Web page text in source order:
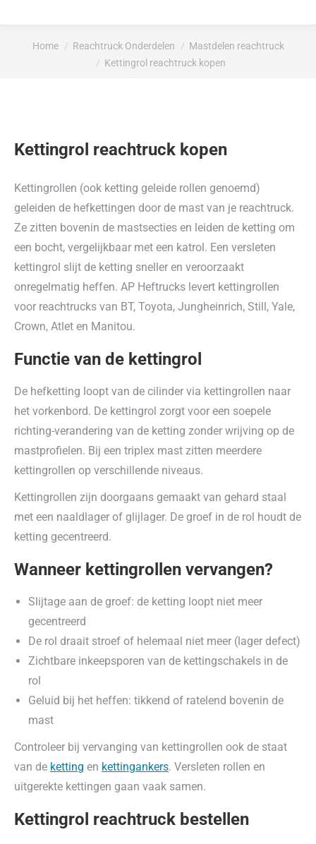
Je bent hier:
Home Reachtruck Onderdelen
Mastdelen reachtruck
Kettingrol reachtruck kopen
Kettingrol reachtruck kopen
Kettingrollen (ook ketting geleide rollen genoemd)
geleiden de hefkettingen door de mast van je reachtruck.
Ze zitten bovenin de mastsecties en leiden de ketting om
een bocht, vergelijkbaar met een katrol. Een versleten
kettingrol slijt de ketting sneller en veroorzaakt
onregelmatig heffen. AP Heftrucks levert kettingrollen
voor reachtrucks van BT, Toyota, Jungheinrich, Still, Yale,
Crown, Atlet en Manitou.
Functie van de kettingrol
De hefketting loopt van de cilinder via kettingrollen naar
het vorkenbord. De kettingrol zorgt voor een soepele
richting-verandering van de ketting zonder wrijving op de
mastprofielen. Bij een triplex mast zitten meerdere
kettingrollen op verschillende niveaus.
Kettingrollen zijn doorgaans gemaakt van gehard staal
met een naaldlager of glijlager. De groef in de rol houdt de
ketting gecentreerd.
Wanneer kettingrollen vervangen?
Slijtage aan de groef: de ketting loopt niet meer
gecentreerd
De rol draait stroef of helemaal niet meer (lager defect)
Zichtbare inkeepsporen van de kettingschakels in de
rol
Geluid bij het heffen: tikkend of ratelend bovenin de
mast
Controleer bij vervanging van kettingrollen ook de staat
van de ketting en kettingankers. Versleten rollen en
uitgerekte kettingen gaan vaak samen.
Kettingrol reachtruck bestellen